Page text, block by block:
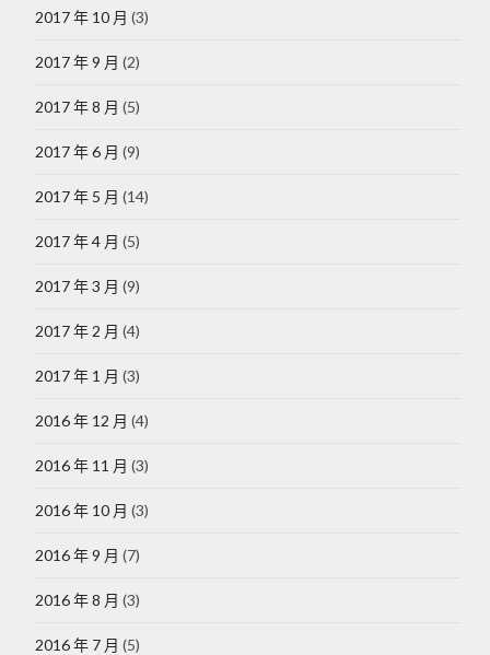
2017 年 10 月 (3)
2017 年 9 月 (2)
2017 年 8 月 (5)
2017 年 6 月 (9)
2017 年 5 月 (14)
2017 年 4 月 (5)
2017 年 3 月 (9)
2017 年 2 月 (4)
2017 年 1 月 (3)
2016 年 12 月 (4)
2016 年 11 月 (3)
2016 年 10 月 (3)
2016 年 9 月 (7)
2016 年 8 月 (3)
2016 年 7 月 (5)